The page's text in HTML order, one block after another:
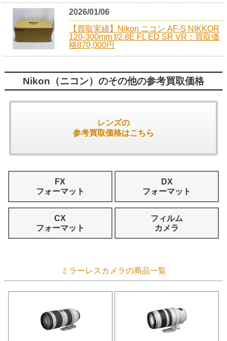
2026/01/06
【買取実績】Nikon ニコン AF-S NIKKOR
120-300mm f/2.8E FL ED SR VR：買取価
格870,000円
Nikon（ニコン）のその他の参考買取価格
レンズの
参考買取価格はこちら
FX
フォーマット
DX
フォーマット
CX
フォーマット
フィルム
カメラ
ミラーレスカメラの商品一覧